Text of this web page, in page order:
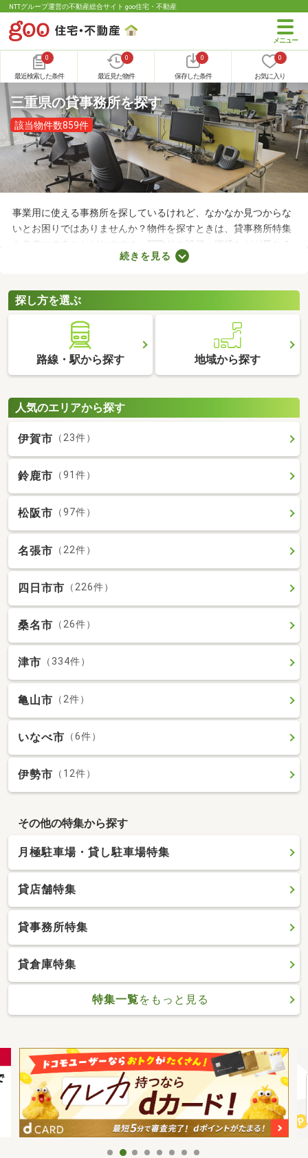
NTTグループ運営の不動産総合サイト goo住宅・不動産
0
最近検索した条件
0
最近見た物件
0
保存した条件
0
お気に入り
三重県の貸事務所を探す
該当物件数859件
事業用に使える事務所を探しているけれど、なかなか見つからな
いとお困りではありませんか？物件を探すときは、貸事務所特集
を参考にすることがおすすめ。間取りや設備、家賃などが異なる
さまざまな物件をまとめて見られるので、希望にあう事務所が見
も、複数の事務所を比較してみましょう。
続きを見る
探し方を選ぶ
路線・駅から探す 地域から探す
人気のエリアから探す
伊賀市 （23件）
鈴鹿市 （91件）
松阪市 （97件）
名張市 （22件）
四日市市 （226件）
桑名市 （26件）
津市 （334件）
亀山市 （2件）
いなべ市 （6件）
伊勢市 （12件）
その他の特集から探す
月極駐車場・貸し駐車場特集
貸店舗特集
貸事務所特集
貸倉庫特集
特集一覧をもっと見る